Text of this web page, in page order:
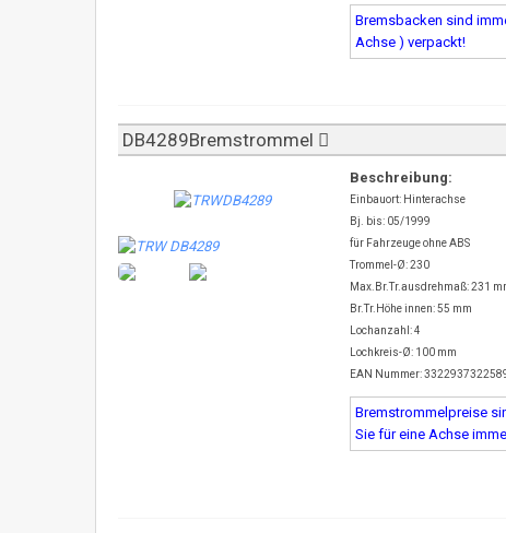
Bremsbacken sind
Achse ) verpackt!
DB4289Bremstrommel
Beschreibung:
Einbauort: Hinterachse
Bj. bis: 05/1999
für Fahrzeuge ohne ABS
Trommel-Ø: 230
Max.Br.Tr.ausdrehmaß: 231
Br.Tr.Höhe innen: 55 mm
Lochanzahl: 4
Lochkreis-Ø: 100 mm
EAN Nummer:
Bremstrommelpreise
Sie für eine Achse